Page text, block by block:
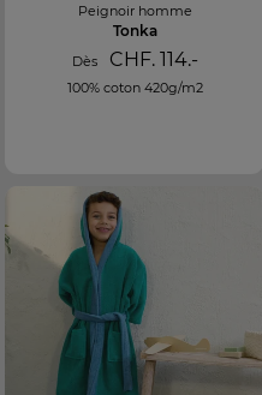
FR
Peignoir homme
Tonka
Dès CHF. 114.-
100% coton 420g/m2